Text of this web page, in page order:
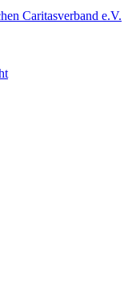
Caritasverband e.V.